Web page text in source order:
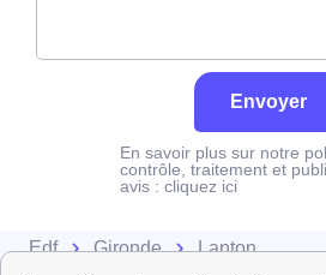
Envoyer
En savoir plus sur notre
contrôle, traitement et
avis : cliquez ici
Edf Gironde Lanton